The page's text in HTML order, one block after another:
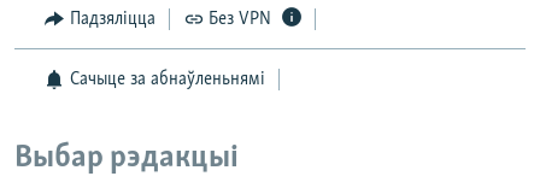
Падзяліцца Без VPN
Сачыце за абнаўленьнямі
Выбар рэдакцыі